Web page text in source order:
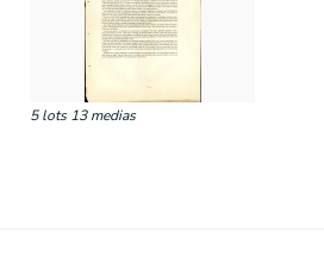
5 lots 13 medias